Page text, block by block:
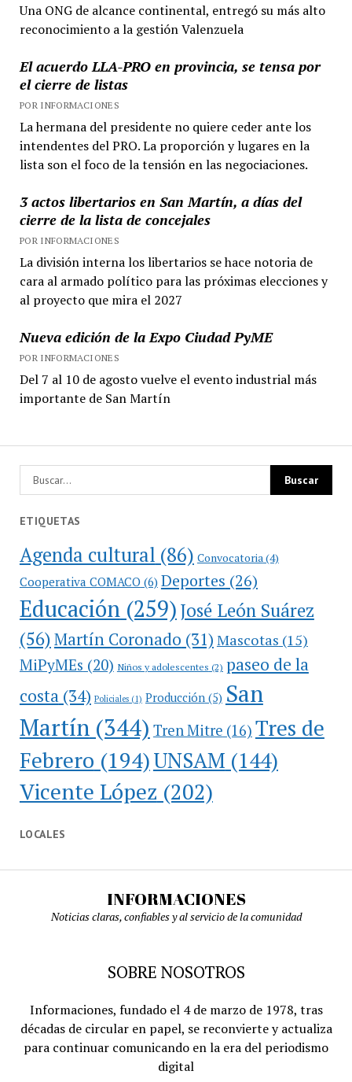
Una ONG de alcance continental, entregó su más alto
reconocimiento a la gestión Valenzuela
El acuerdo LLA-PRO en provincia, se tensa por
el cierre de listas
POR INFORMACIONES
La hermana del presidente no quiere ceder ante los
intendentes del PRO. La proporción y lugares en la
lista son el foco de la tensión en las negociaciones.
3 actos libertarios en San Martín, a días del
cierre de la lista de concejales
POR INFORMACIONES
La división interna los libertarios se hace notoria de
cara al armado político para las próximas elecciones y
al proyecto que mira el 2027
Nueva edición de la Expo Ciudad PyME
POR INFORMACIONES
Del 7 al 10 de agosto vuelve el evento industrial más
importante de San Martín
ETIQUETAS
Agenda cultural (86) Convocatoria (4)
Cooperativa COMACO(6) Deportes (26)
Educación(259)José León Suárez
(56)Martín Coronado (31) Mascotas (15)
MiPyMEs (20) Niños y adolescentes (2) paseo de la
costa(34) Policiales(1) Producción(5) San
Martín(344) Tren Mitre (16) Tres de
Febrero (194)UNSAM (144)
Vicente López (202)
LOCALES
INFORMACIONES
Noticias claras, confiables y al servicio de la comunidad
SOBRE NOSOTROS
Informaciones, fundado el 4 de marzo de 1978, tras
décadas de circular en papel, se reconvierte y actualiza
para continuar comunicando en la era del periodismo
digital